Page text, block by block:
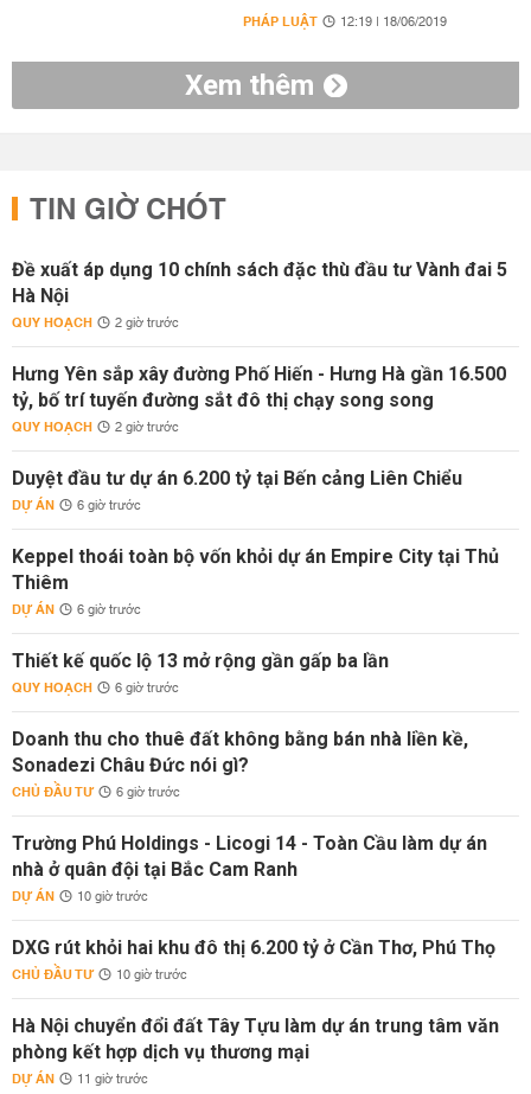
PHÁP LUẬT 12:19 | 18/06/2019
Xem thêm
TIN GIỜ CHÓT
Đề xuất áp dụng 10 chính sách đặc thù đầu tư Vành đai 5
Hà Nội
QUY HOẠCH 2 giờ trước
Hưng Yên sắp xây đường Phố Hiến - Hưng Hà gần 16.500
tỷ, bố trí tuyến đường sắt đô thị chạy song song
QUY HOẠCH 2 giờ trước
Duyệt đầu tư dự án 6.200 tỷ tại Bến cảng Liên Chiểu
DỰ ÁN 6 giờ trước
Keppel thoái toàn bộ vốn khỏi dự án Empire City tại Thủ
Thiêm
DỰ ÁN 6 giờ trước
Thiết kế quốc lộ 13 mở rộng gần gấp ba lần
QUY HOẠCH 6 giờ trước
Doanh thu cho thuê đất không bằng bán nhà liền kề,
Sonadezi Châu Đức nói gì?
CHỦ ĐẦU TƯ 6 giờ trước
Trường Phú Holdings - Licogi 14 - Toàn Cầu làm dự án
nhà ở quân đội tại Bắc Cam Ranh
DỰ ÁN 10 giờ trước
DXG rút khỏi hai khu đô thị 6.200 tỷ ở Cần Thơ, Phú Thọ
CHỦ ĐẦU TƯ 10 giờ trước
Hà Nội chuyển đổi đất Tây Tựu làm dự án trung tâm văn
phòng kết hợp dịch vụ thương mại
DỰ ÁN 11 giờ trước